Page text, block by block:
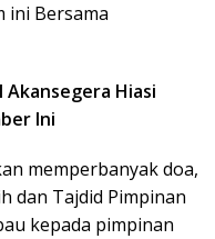
ini Bersama
Akansegera Hiasi
Ini
memperbanyak doa,
dan Tajdid Pimpinan
kepada pimpinan